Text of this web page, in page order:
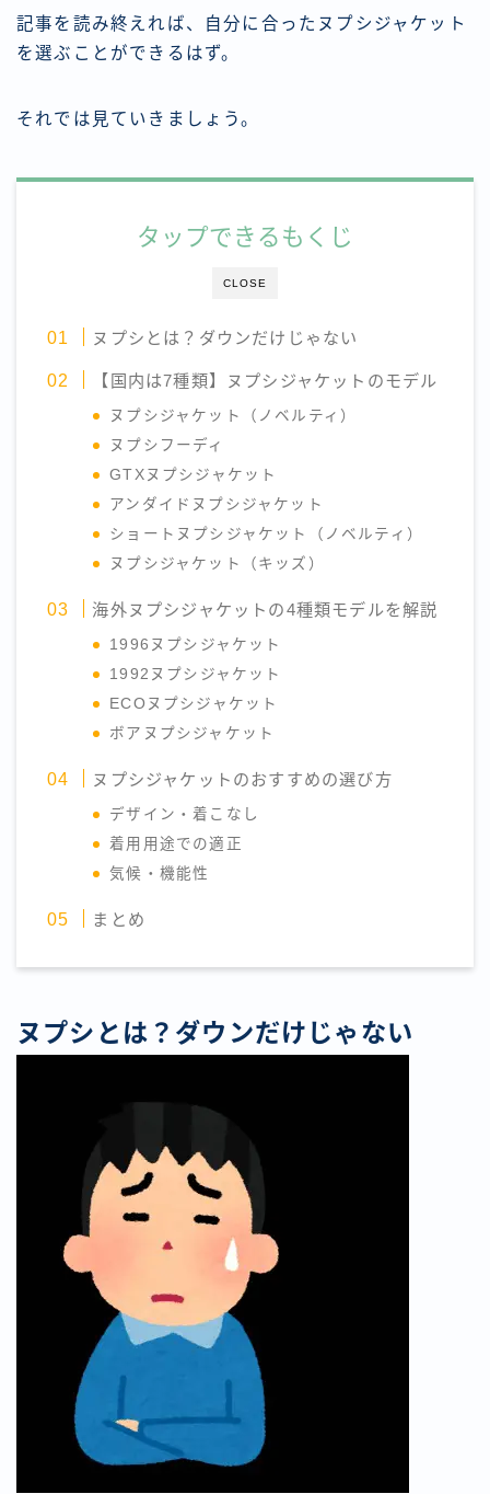
記事を読み終えれば、自分に合ったヌプシジャケット
を選ぶことができるはず。
それでは見ていきましょう。
CLOSE
タップできるもくじ
ヌプシとは？ダウンだけじゃない
【国内は7種類】ヌプシジャケットのモデル
ヌプシジャケット（ノベルティ）
ヌプシフーディ
GTXヌプシジャケット
アンダイドヌプシジャケット
ショートヌプシジャケット（ノベルティ）
ヌプシジャケット（キッズ）
海外ヌプシジャケットの4種類モデルを解説
1996ヌプシジャケット
1992ヌプシジャケット
ECOヌプシジャケット
ボアヌプシジャケット
ヌプシジャケットのおすすめの選び方
デザイン・着こなし
着用用途での適正
気候・機能性
まとめ
ヌプシとは？ダウンだけじゃない